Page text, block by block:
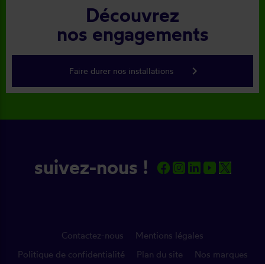
Découvrez
nos engagements
Faire durer nos installations keyboard_arrow_right
suivez-nous !
Contactez-nous
Mentions légales
Politique de confidentialité
Plan du site Nos marques